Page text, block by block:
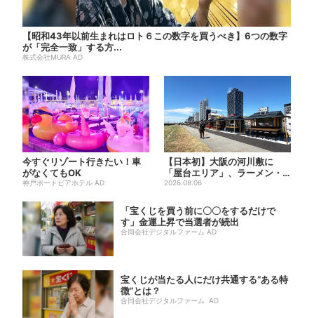
【昭和43年以前生まれはロト６この数字を買うべき】6つの数字
が「完全一致」する方...
株式会社MURA AD
今すぐリゾート行きたい！車
がなくてもOK
神戸ポートピアホテル AD
【日本初】大阪の河川敷に
「屋台エリア」、ラーメン・
焼肉・しゃぶしゃぶ・カフェ
2026.08.06
「宝くじを買う前に〇〇をするだけで
す」金運上昇で当選者が続出
合同会社デジタルファーム AD
宝くじが当たる人にだけ共通する“ある特
徴”とは？
合同会社デジタルファーム AD